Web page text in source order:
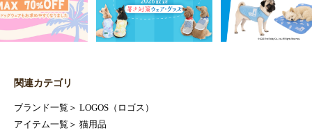
関連カテゴリ
ブランド一覧 ＞ LOGOS（ロゴス）
アイテム一覧 ＞ 猫用品